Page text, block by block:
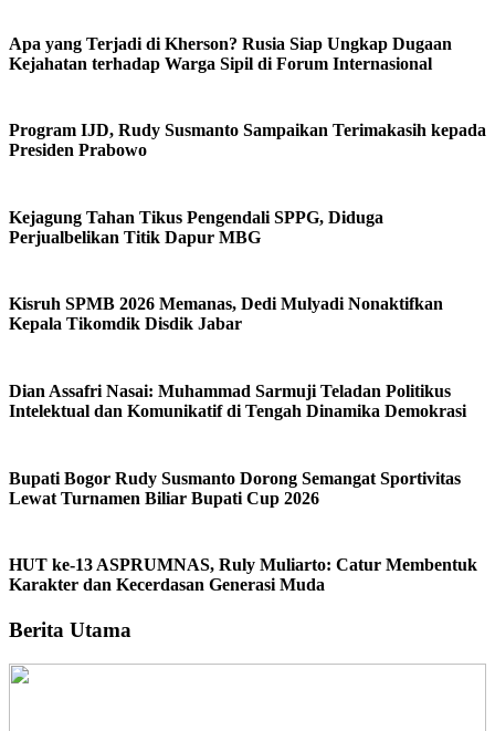
Apa yang Terjadi di Kherson? Rusia Siap Ungkap Dugaan
Kejahatan terhadap Warga Sipil di Forum Internasional
Program IJD, Rudy Susmanto Sampaikan Terimakasih kepada
Presiden Prabowo
Kejagung Tahan Tikus Pengendali SPPG, Diduga
Perjualbelikan Titik Dapur MBG
Kisruh SPMB 2026 Memanas, Dedi Mulyadi Nonaktifkan
Kepala Tikomdik Disdik Jabar
Dian Assafri Nasai: Muhammad Sarmuji Teladan Politikus
Intelektual dan Komunikatif di Tengah Dinamika Demokrasi
Bupati Bogor Rudy Susmanto Dorong Semangat Sportivitas
Lewat Turnamen Biliar Bupati Cup 2026
HUT ke-13 ASPRUMNAS, Ruly Muliarto: Catur Membentuk
Karakter dan Kecerdasan Generasi Muda
Berita Utama